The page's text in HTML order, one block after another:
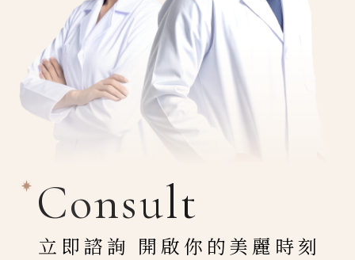
Consult
立即諮詢 開啟你的美麗時刻